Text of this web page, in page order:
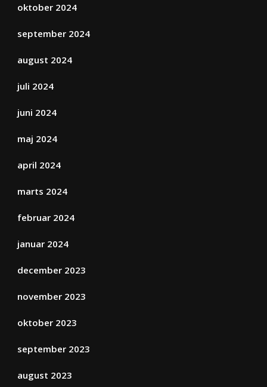
oktober 2024
september 2024
august 2024
juli 2024
juni 2024
maj 2024
april 2024
marts 2024
februar 2024
januar 2024
december 2023
november 2023
oktober 2023
september 2023
august 2023